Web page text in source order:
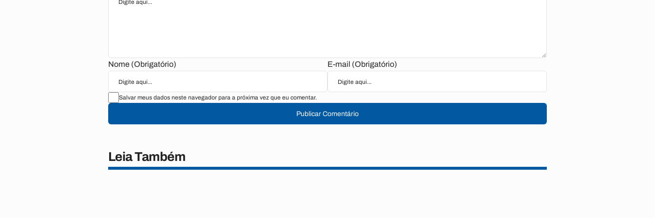
Nome (Obrigatório) E-mail (Obrigatório)
Salvar meus dados neste navegador para a próxima vez que eu comentar.
Publicar Comentário
Leia Também